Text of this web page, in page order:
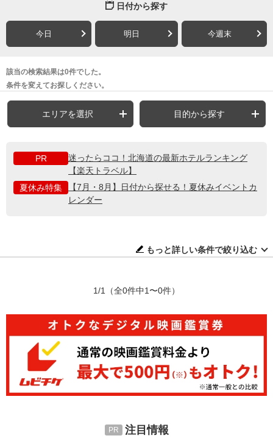
日付から探す
今日 明日 今週末
該当の検索結果は0件でした。
条件を変えてお探しください。
エリアを選択 目的から探す
PR
迷ったらココ！北海道の最新ホテルランキング
【楽天トラベル】
夏休み特集
【7月・8月】日付から探せる！夏休みイベントカ
レンダー
もっと詳しい条件で絞り込む
1/1 （全0件中1〜0件）
注目情報